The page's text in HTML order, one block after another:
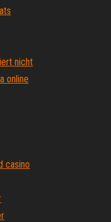
nicht
online
casino